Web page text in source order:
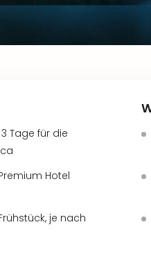
Tage für die
Hotel
je nach